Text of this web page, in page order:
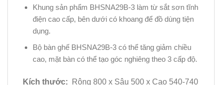
Khung sản phẩm BHSNA29B-3 làm từ sắt sơn tĩnh
điện cao cấp, bên dưới có khoang để đồ dùng tiện
dụng.
Bộ bàn ghế BHSNA29B-3 có thể tăng giảm chiều
cao, mặt bàn có thể tạo góc nghiêng theo 3 cấp độ.
Kích thước: Rộng 800 x Sâu 500 x Cao 540-740